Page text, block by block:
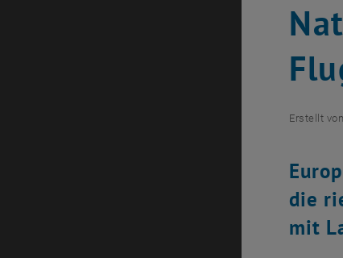
Erstellt von
die
mit